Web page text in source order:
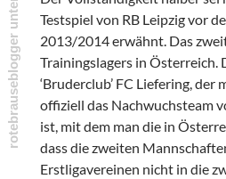
Testspiel von RB Leipzig vor
2013/2014 erwähnt. Das
Trainingslagers in Österreich.
‘Bruderclub’ FC Liefering, der
offiziell das Nachwuchsteam
ist, mit dem man die in
dass die zweiten
Erstligavereinen nicht in die
rotebrauseblogger unterstützen